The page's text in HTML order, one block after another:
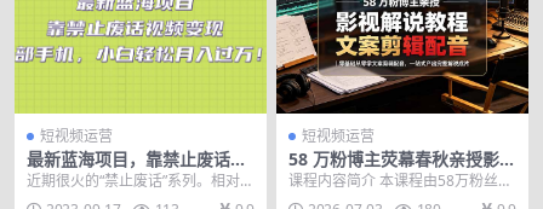
短视频运营
最新蓝海项目，靠禁止废话视
频变现，一部手机，小白轻松
近期很火的“禁止废话”系列。相对于
其他类型的视频，禁止废话系列受
短视频运营
58 万粉博主荧幕春秋亲授影视
解说教程｜零基础从零学文案
课程内容简介 本课程由58万粉丝Y
M春秋资深影视解说博主授课，摒